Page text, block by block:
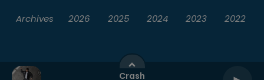
Crash
Archives 2026 2025 2024 2023 2022